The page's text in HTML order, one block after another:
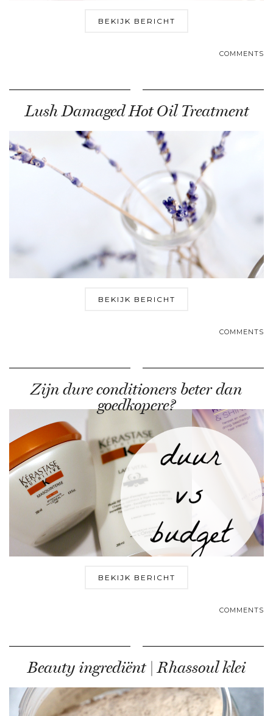
BEKIJK BERICHT
COMMENTS
Lush Damaged Hot Oil Treatment
BEKIJK BERICHT
COMMENTS
Zijn dure conditioners beter dan
goedkopere?
BEKIJK BERICHT
COMMENTS
Beauty ingrediënt | Rhassoul klei